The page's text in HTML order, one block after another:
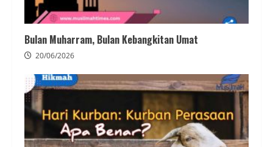
Bulan Muharram, Bulan Kebangkitan Umat
20/06/2026